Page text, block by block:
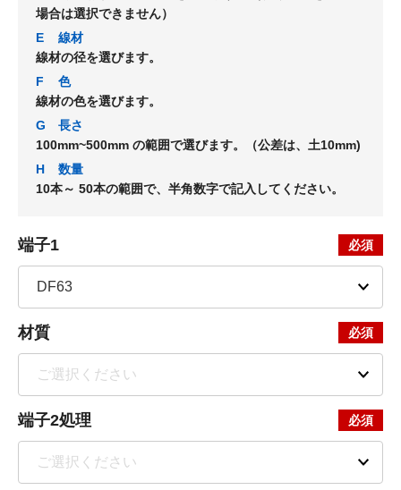
場合は選択できません）
E
線材
線材の径を選びます。
F
色
線材の色を選びます。
G
長さ
100mm~500mm の範囲で選びます。（公差は、土10mm)
H
数量
10本～ 50本の範囲で、半角数字で記入してください。
端子1
材質
端子2処理